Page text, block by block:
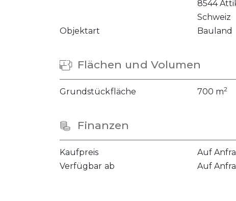
8544
Schweiz
Objektart
Bauland
Flächen und Volumen
Grundstückfläche 700 m2
Finanzen
Kaufpreis
Auf
Verfügbar ab
Auf